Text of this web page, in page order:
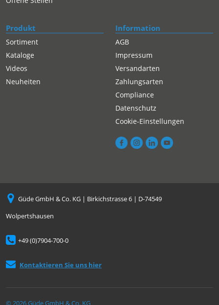
Produkt
Sortiment
Kataloge
Videos
Neuheiten
Information
AGB
Impressum
Versandarten
Zahlungsarten
Compliance
Datenschutz
Cookie-Einstellungen
Güde GmbH & Co. KG | Birkichstrasse 6 | D-74549
Wolpertshausen
+49 (0)7904-700-0
Kontaktieren Sie uns hier